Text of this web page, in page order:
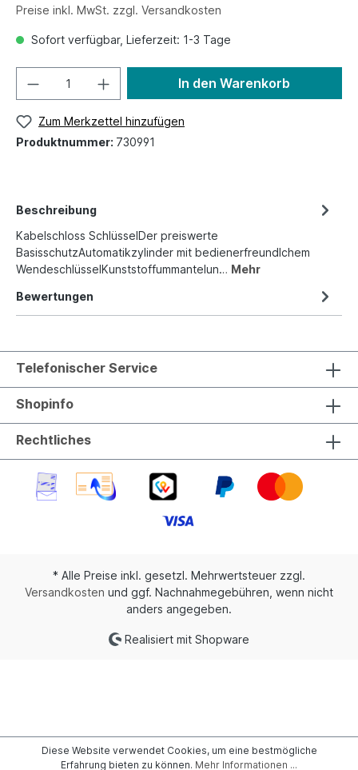
Preise inkl. MwSt. zzgl. Versandkosten
Sofort verfügbar, Lieferzeit: 1-3 Tage
In den Warenkorb
Zum Merkzettel hinzufügen
Produktnummer: 730991
Beschreibung
Kabelschloss SchlüsselDer preiswerte
BasisschutzAutomatikzylinder mit bedienerfreundlchem
WendeschlüsselKunststoffummantelun… Mehr
Bewertungen
Telefonischer Service
Shopinfo
Rechtliches
* Alle Preise inkl. gesetzl. Mehrwertsteuer zzgl.
Versandkosten und ggf. Nachnahmegebühren, wenn nicht
anders angegeben.
Realisiert mit Shopware
Diese Website verwendet Cookies, um eine bestmögliche
Erfahrung bieten zu können. Mehr Informationen ...